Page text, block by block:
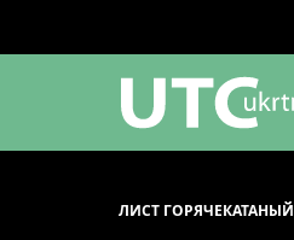
ЛИСТ ГОРЯЧЕКАТАНЫЙ